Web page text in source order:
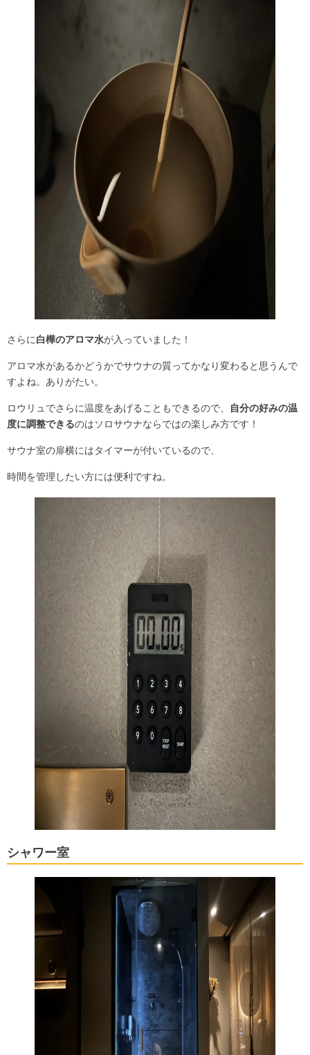
さらに白樺のアロマ水が入っていました！
アロマ水があるかどうかでサウナの質ってかなり変わると思うんで
すよね。ありがたい。
ロウリュでさらに温度をあげることもできるので、
自分の好みの温
度に調整できるのはソロサウナならではの楽しみ方です！
サウナ室の扉横にはタイマーが付いているので、
時間を管理したい方には便利ですね。
シャワー室